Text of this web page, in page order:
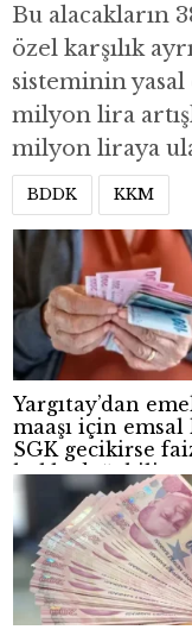
Bu alacakların
özel karşılık
sisteminin yasal
milyon lira
milyon liraya
BDDK KKM
Yargıtay’dan
maaşı için emsal
SGK gecikirse
hakkı doğabilir